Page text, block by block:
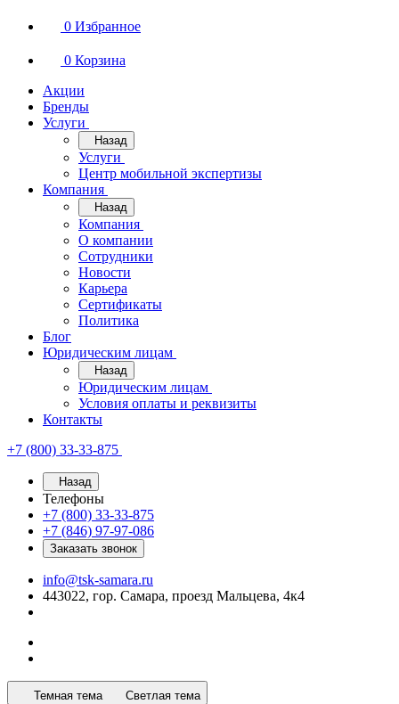
0 Избранное
0 Корзина
Акции
Бренды
Услуги
Назад
Услуги
Центр мобильной экспертизы
Компания
Назад
Компания
О компании
Сотрудники
Новости
Карьера
Сертификаты
Политика
Блог
Юридическим лицам
Назад
Юридическим лицам
Условия оплаты и реквизиты
Контакты
+7 (800) 33-33-875
Назад
Телефоны
+7 (800) 33-33-875
+7 (846) 97-97-086
Заказать звонок
info@tsk-samara.ru
443022, гор. Самара, проезд Мальцева, 4к4
Темная тема Светлая тема